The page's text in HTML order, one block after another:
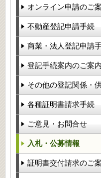
オンライン申請のご
不動産登記申請手続
商業・法人登記申請
登記手続案内のご案内
その他の登記関係・
各種証明書請求手続
ご意見・お問合せ
入札・公募情報
証明書交付請求のご